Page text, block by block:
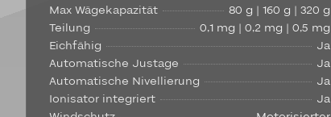
Max Wägekapazität
80 g | 160 g | 320 g
Teilung
0,1 mg | 0,2 mg | 0,5 mg
Eichfähig
Ja
Automatische Justage
Ja
Automatische Nivellierung
Ja
Ionisator integriert
Ja